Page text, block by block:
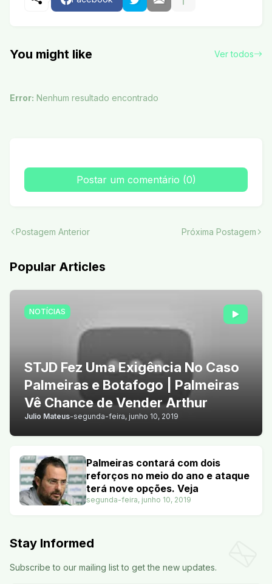
You might like Ver todos
Error: Nenhum resultado encontrado
Postar um comentário (0)
Postagem Anterior Próxima Postagem
Popular Articles
NOTÍCIAS
STJD Fez Uma Exigência No Caso
Palmeiras e Botafogo | Palmeiras
Vê Chance de Vender Arthur
Julio Mateus-segunda-feira, junho 10, 2019
Palmeiras contará com dois
reforços no meio do ano e ataque
terá nove opções. Veja
segunda-feira, junho 10, 2019
Stay Informed
Subscribe to our mailing list to get the new updates.